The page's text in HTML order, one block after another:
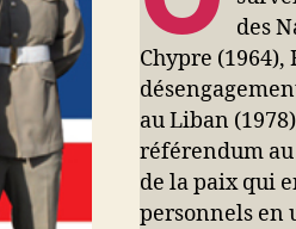
des
Chypre (1964),
au Liban
référendum au
de la paix qui
personnels en